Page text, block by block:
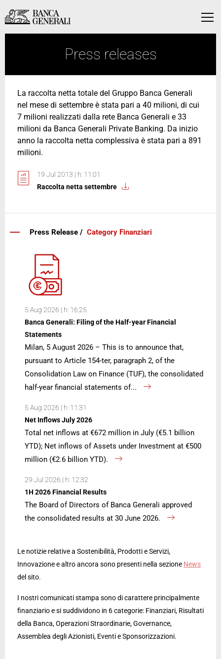
Skip to Main Content
Menu
Skip to Main Content
Press releases
La raccolta netta totale del Gruppo Banca Generali
nel mese di settembre è stata pari a 40 milioni, di cui
7 milioni realizzati dalla rete Banca Generali e 33
milioni da Banca Generali Private Banking. Da inizio
anno la raccolta netta complessiva è stata pari a 891
milioni.
19 Jul 2013 | h: 11:01
Raccolta netta settembre
Press Release / Category Finanziari
5 Aug 2026 | h: 16:25
Banca Generali: Filing of the Half-year Financial
Statements
Milan, 5 August 2026 – This is to announce that,
pursuant to Article 154-ter, paragraph 2, of the
Consolidation Law on Finance (TUF), the consolidated
half-year financial statements of...
5 Aug 2026 | h: 11:31
Net Inflows July 2026
Total net inflows at €672 million in July (€5.1 billion
YTD); Net inflows of Assets under Investment at €500
million (€2.6 billion YTD).
29 Jul 2026 | h: 12:32
1H 2026 Financial Results
The Board of Directors of Banca Generali approved
the consolidated results at 30 June 2026.
Le notizie relative a Sostenibilità, Prodotti e Servizi,
Innovazione e altro ancora sono presenti nella sezione News
del sito.
I nostri comunicati stampa sono di carattere principalmente
finanziario e si suddividono in 6 categorie: Finanziari, Risultati
della Banca, Operazioni Straordinarie, Governance,
Assemblea degli Azionisti, Eventi e Sponsorizzazioni.